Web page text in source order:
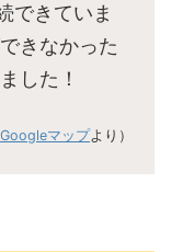
できていま
きなかった
した！
Googleマップより）